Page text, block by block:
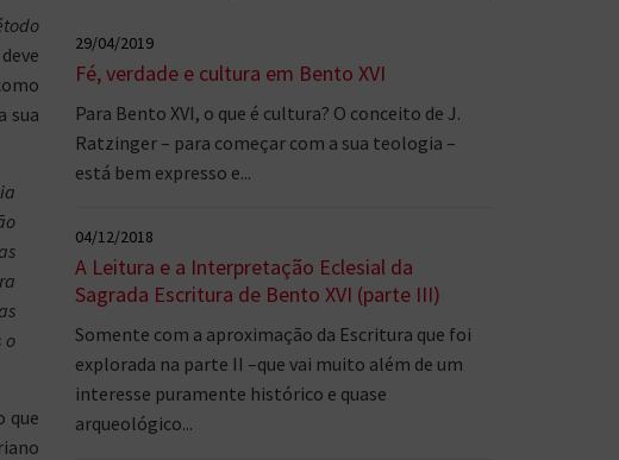
sua
o
que
29/04/2019
Fé, verdade e cultura em Bento XVI
Para Bento XVI, o que é cultura? O conceito de J.
Ratzinger – para começar com a sua teologia –
está bem expresso e...
04/12/2018
A Leitura e a Interpretação Eclesial da
Sagrada Escritura de Bento XVI (parte III)
Somente com a aproximação da Escritura que foi
explorada na parte II –que vai muito além de um
interesse puramente histórico e quase
arqueológico...